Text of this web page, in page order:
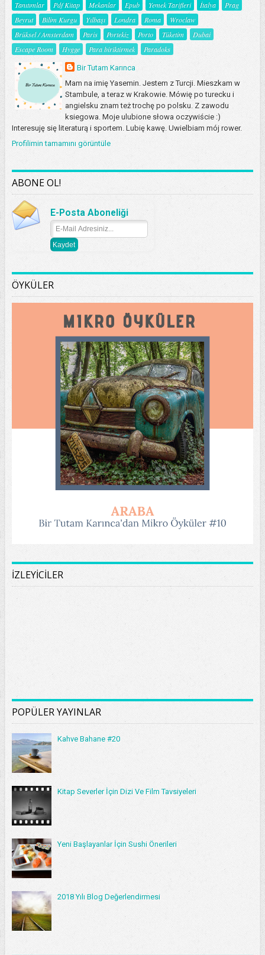
Tanıtımlar Pdf Kitap Mekanlar Epub Yemek Tarifleri İtalya
Prag
Beyrut
Bilim Kurgu Yılbaşı Londra Roma
Wroclaw
Brüksel / Amsterdam
Paris Portekiz Porto Tüketim
Dubai
Escape Room
Hygge Para biriktirmek Paradoks
Bir Tutam Karınca
Mam na imię Yasemin. Jestem z Turcji. Mieszkam w
Stambule, a teraz w Krakowie. Mówię po turecku i
angielsku znam też trochę po polsku. Z zawodu
ksiegowa. Moje ulubione słowa oczywiście :)
Interesuję się literaturą i sportem. Lubię kawę. Uwielbiam mój rower.
Profilimin tamamını görüntüle
ABONE OL!
E-Posta Aboneliği
ÖYKÜLER
İZLEYİCİLER
POPÜLER YAYINLAR
Kahve Bahane #20
Kitap Severler İçin Dizi Ve Film Tavsiyeleri
Yeni Başlayanlar İçin Sushi Önerileri
2018 Yılı Blog Değerlendirmesi